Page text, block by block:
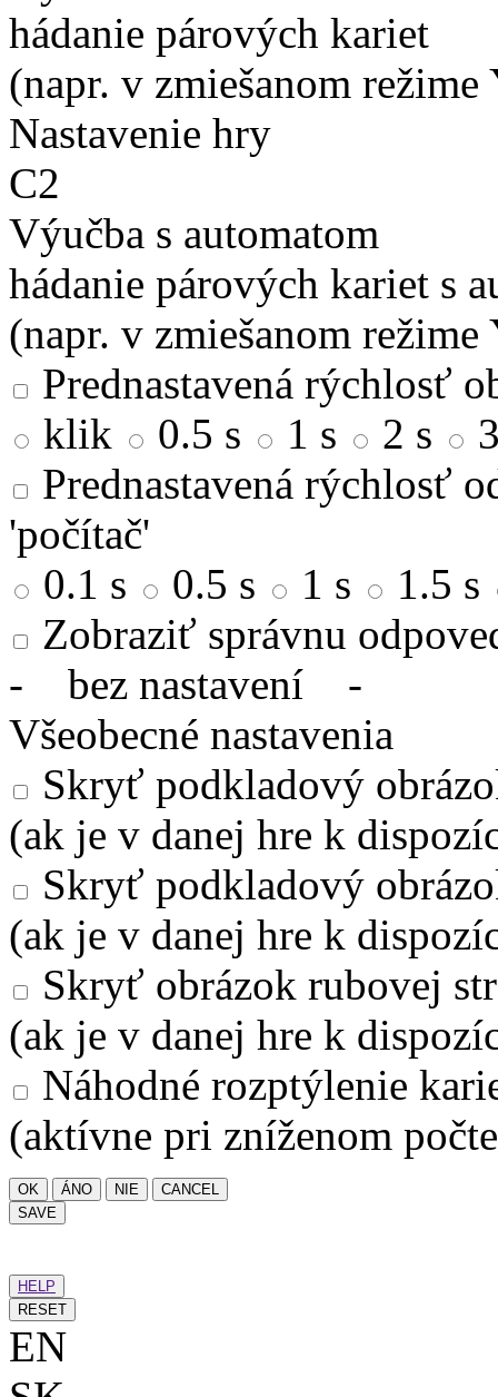
hádanie párových kariet
(napr. v zmiešanom režime
Nastavenie hry
C2
Výučba s automatom
hádanie párových kariet s
(napr. v zmiešanom režime
Prednastavená rýchlosť
klik
0.5 s 1 s 2 s
Prednastavená rýchlosť
'počítač'
0.1 s
0.5 s 1 s
1.5 s
Zobraziť správnu
- bez nastavení -
Všeobecné nastavenia
Skryť podkladový
(ak je v danej hre k
Skryť podkladový
(ak je v danej hre k
Skryť obrázok rubovej
(ak je v danej hre k
Náhodné rozptýlenie
(aktívne pri zníženom
OK ÁNO NIE
CANCEL
SAVE
HELP
RESET
EN